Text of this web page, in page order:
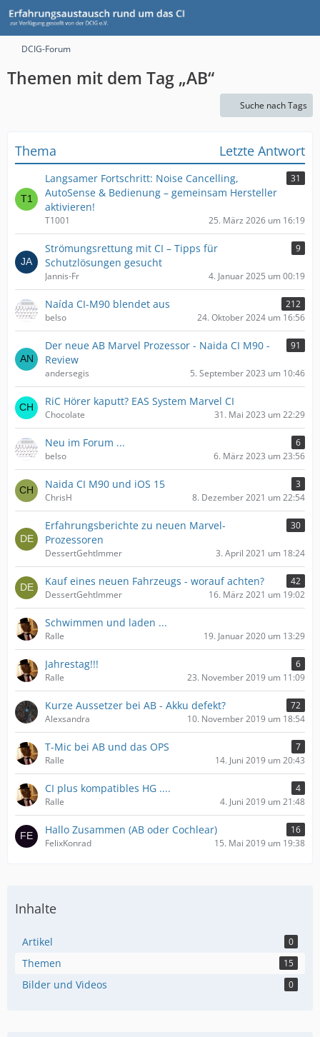
DCIG-Forum
Themen mit dem Tag „AB“
Suche nach Tags
Thema Letzte Antwort
Langsamer Fortschritt: Noise Cancelling,
AutoSense & Bedienung – gemeinsam Hersteller
aktivieren!
31
T1001 25. März 2026 um 16:19
Strömungsrettung mit CI – Tipps für
Schutzlösungen gesucht
9
Jannis-Fr 4. Januar 2025 um 00:19
Naída CI-M90 blendet aus
212
belso
24. Oktober 2024 um 16:56
Der neue AB Marvel Prozessor​ - Naida CI M90 -
Review
91
andersegis 5. September 2023 um 10:46
RiC Hörer kaputt? EAS System Marvel CI
Chocolate 31. Mai 2023 um 22:29
Neu im Forum ...
6
belso
6. März 2023 um 23:56
Naida CI M90 und iOS 15
3
ChrisH
8. Dezember 2021 um 22:54
Erfahrungsberichte zu neuen Marvel-
Prozessoren
30
DessertGehtImmer 3. April 2021 um 18:24
Kauf eines neuen Fahrzeugs - worauf achten?
42
DessertGehtImmer
16. März 2021 um 19:02
Schwimmen und laden ...
Ralle 19. Januar 2020 um 13:29
Jahrestag!!!
6
Ralle
23. November 2019 um 11:09
Kurze Aussetzer bei AB - Akku defekt?
72
Alexsandra
10. November 2019 um 18:54
T-Mic bei AB und das OPS
7
Ralle
14. Juni 2019 um 20:43
CI plus kompatibles HG ....
4
Ralle
4. Juni 2019 um 21:48
Hallo Zusammen (AB oder Cochlear)
16
FelixKonrad
15. Mai 2019 um 19:38
Inhalte
Artikel 0
Themen 15
Bilder und Videos 0